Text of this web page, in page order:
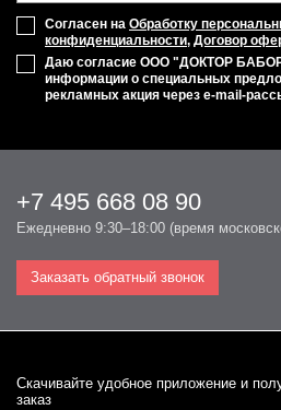
Согласен на Обработку
конфиденциальности, Договор
Даю согласие ООО "ДОКТОР
информации о специальных
рекламных акция через e-mail-
+7 495 668 08 90
Ежедневно 9:30–18:00 (время
Заказать обратный звонок
Cкачивайте удобное приложение и
заказ